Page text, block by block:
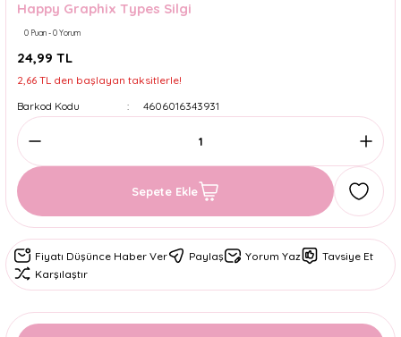
Happy Graphix Types Silgi
0 Puan - 0 Yorum
24,99 TL
2,66 TL den başlayan taksitlerle!
Barkod Kodu
4606016343931
Sepete Ekle
Fiyatı Düşünce Haber Ver Paylaş Yorum Yaz
Tavsiye Et
Karşılaştır